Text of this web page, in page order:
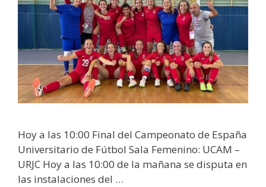
Hoy a las 10:00 Final del Campeonato de España
Universitario de Fútbol Sala Femenino: UCAM –
URJC Hoy a las 10:00 de la mañana se disputa en
las instalaciones del …